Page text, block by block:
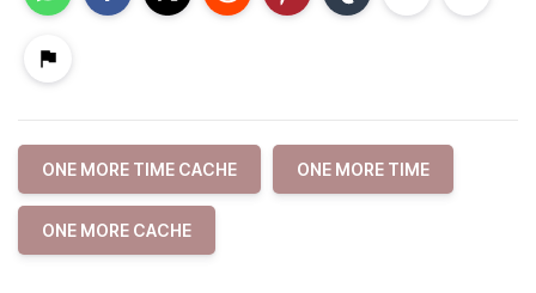
ONE MORE TIME CACHE ONE MORE TIME
ONE MORE CACHE